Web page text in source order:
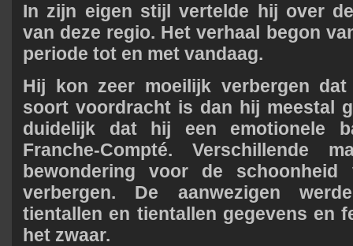
In zijn eigen stijl vertelde hij over
van deze regio. Het verhaal begon
periode tot en met vandaag.
Hij kon zeer moeilijk verbergen
soort voordracht is dan hij meestal
duidelijk dat hij een emotionele
Franche-Compté. Verschillende
bewondering voor de
verbergen. De aanwezigen
tientallen en tientallen gegevens en
het zwaar.